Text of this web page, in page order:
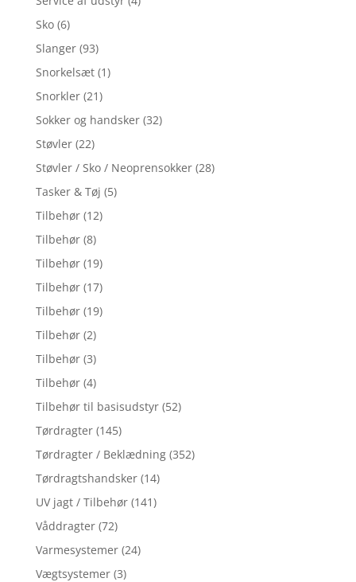
Sko (6)
Slanger (93)
Snorkelsæt (1)
Snorkler (21)
Sokker og handsker (32)
Støvler (22)
Støvler / Sko / Neoprensokker (28)
Tasker & Tøj (5)
Tilbehør (12)
Tilbehør (8)
Tilbehør (19)
Tilbehør (17)
Tilbehør (19)
Tilbehør (2)
Tilbehør (3)
Tilbehør (4)
Tilbehør til basisudstyr (52)
Tørdragter (145)
Tørdragter / Beklædning (352)
Tørdragtshandsker (14)
UV jagt / Tilbehør (141)
Våddragter (72)
Varmesystemer (24)
Vægtsystemer (3)